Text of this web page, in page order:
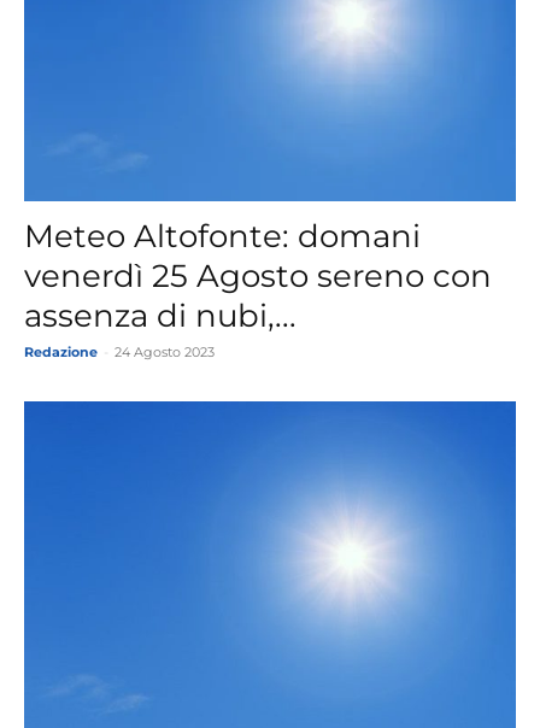
Meteo Altofonte: domani
venerdì 25 Agosto sereno con
assenza di nubi,...
Redazione 24 Agosto 2023